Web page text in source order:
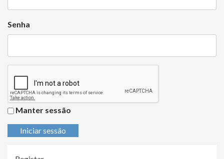
Senha
Manter sessão
Iniciar sessão